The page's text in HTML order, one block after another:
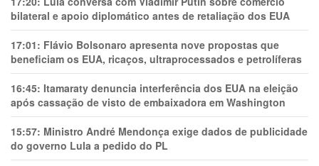
bilateral e apoio diplomático antes de retaliação dos EUA
17:01: Flávio Bolsonaro apresenta nove propostas que
beneficiam os EUA, ricaços, ultraprocessados e petrolíferas
16:45: Itamaraty denuncia interferência dos EUA na eleição
após cassação de visto de embaixadora em Washington
15:57: Ministro André Mendonça exige dados de publicidade
do governo Lula a pedido do PL